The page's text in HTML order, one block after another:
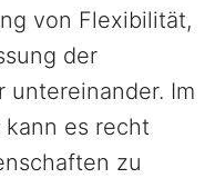
von Flexibilität,
der
untereinander. Im
kann es recht
zu